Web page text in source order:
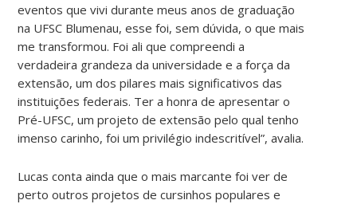
eventos que vivi durante meus anos de graduação
na UFSC Blumenau, esse foi, sem dúvida, o que mais
me transformou. Foi ali que compreendi a
verdadeira grandeza da universidade e a força da
extensão, um dos pilares mais significativos das
instituições federais. Ter a honra de apresentar o
Pré-UFSC, um projeto de extensão pelo qual tenho
imenso carinho, foi um privilégio indescritível”, avalia.
Lucas conta ainda que o mais marcante foi ver de
perto outros projetos de cursinhos populares e